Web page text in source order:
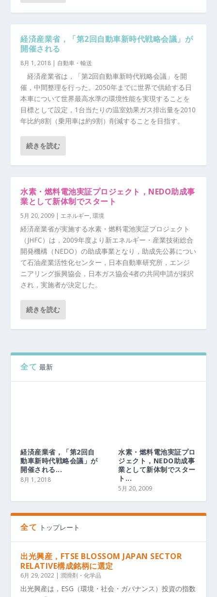
経済産業省，「第2回自動車新時代戦略会議」が
開催される
8月 1, 2018 | 自動車・輸送
経済産業省は，「第2回自動車新時代戦略会議」を開
催，中間整理を行った。2050年までに世界で供給する日
本車について世界最高水準の環境性能を実現することを
目標として設定，1台当たりの温室効果ガス排出量を2010
年比約8割（乗用車は約9割）削減することを目指す。
続きを読む
水素・燃料電池実証プロジェクト，NEDO助成事
業として新体制でスタート
5月 20, 2009 | エネルギー,環境
経済産業省が実施する水素・燃料電池実証プロジェクト
（JHFC）は，2009年度より新エネルギー・産業技術総合
開発機構（NEDO）の助成事業となり，助成先公募につい
て石油産業活性化センター，日本自動車研究所，エンジ
ニアリング振興協会，日本ガス協会4者の共同申請が採択
され，実施者が決定した。
続きを読む
全て 最新
経済産業省，「第2回自
動車新時代戦略会議」が
開催される...
8月 1, 2018
水素・燃料電池実証プロ
ジェクト，NEDO助成事
業として新体制でスター
ト...
5月 20, 2009
全て トップレート
出光興産，FTSE BLOSSOM JAPAN SECTOR
RELATIVE構成銘柄に選定
6月 29, 2022 |潤滑剤・化学品
出光興産は，ESG（環境・社会・ガバナンス）投資の指数